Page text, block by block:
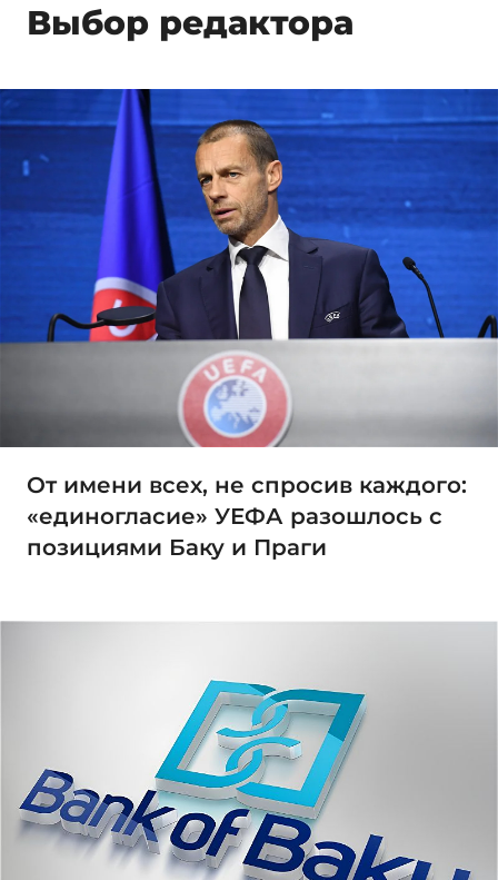
Выбор редактора
От имени всех, не спросив каждого:
«единогласие» УЕФА разошлось с
позициями Баку и Праги